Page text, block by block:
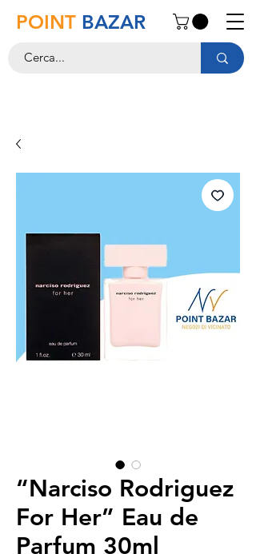
POINT BAZAR
“Narciso Rodriguez
For Her” Eau de
Parfum 30ml